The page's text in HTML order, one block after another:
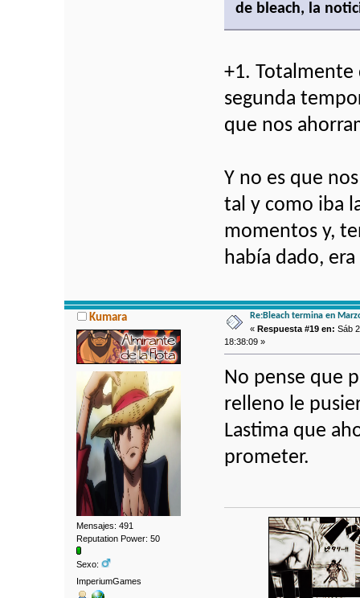
de bleach, la
+1. Totalmente
segunda
que nos
Y no es que
tal y como iba
momentos y,
había dado,
Kumara
Mensajes: 491
Reputation Power: 50
Sexo:
ImperiumGames
Re:Bleach termina en
«Respuesta #19 en: Sáb
18:38:09 »
No pense que
relleno le
Lastima que
prometer.